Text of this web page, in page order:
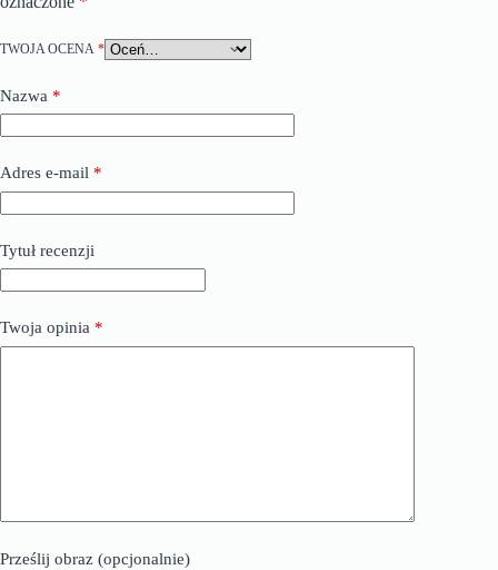
TWOJA OCENA *
Nazwa *
Adres e-mail *
Tytuł recenzji
Twoja opinia *
Prześlij obraz (opcjonalnie)